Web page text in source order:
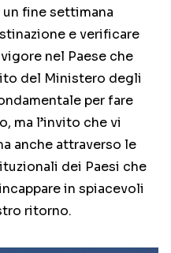
fine settimana
e verificare
nel Paese che
del Ministero degli
per fare
ma l’invito che vi
anche attraverso le
dei Paesi che
in spiacevoli
ritorno.